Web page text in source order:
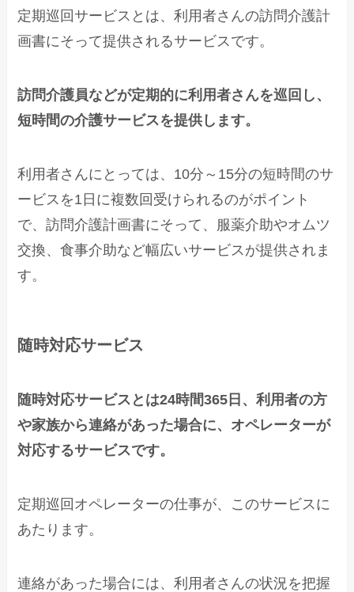
定期巡回サービスとは、利用者さんの訪問介護計
画書にそって提供されるサービスです。
訪問介護員などが定期的に利用者さんを巡回し、
短時間の介護サービスを提供します。
利用者さんにとっては、10分～15分の短時間のサ
ービスを1日に複数回受けられるのがポイント
で、訪問介護計画書にそって、服薬介助やオムツ
交換、食事介助など幅広いサービスが提供されま
す。
随時対応サービス
随時対応サービスとは24時間365日、利用者の方
や家族から連絡があった場合に、オペレーターが
対応するサービスです。
定期巡回オペレーターの仕事が、このサービスに
あたります。
連絡があった場合には、利用者さんの状況を把握